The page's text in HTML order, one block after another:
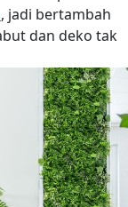
, jadi bertambah
dan deko tak